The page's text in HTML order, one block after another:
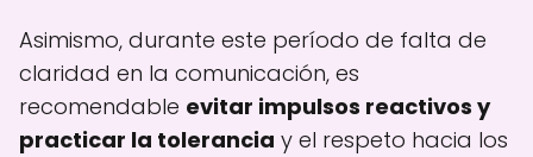
Asimismo, durante este período de falta de
claridad en la comunicación, es
recomendable evitar impulsos reactivos y
practicar la tolerancia y el respeto hacia los